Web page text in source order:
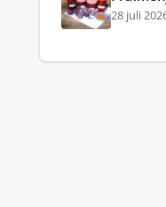
28 juli